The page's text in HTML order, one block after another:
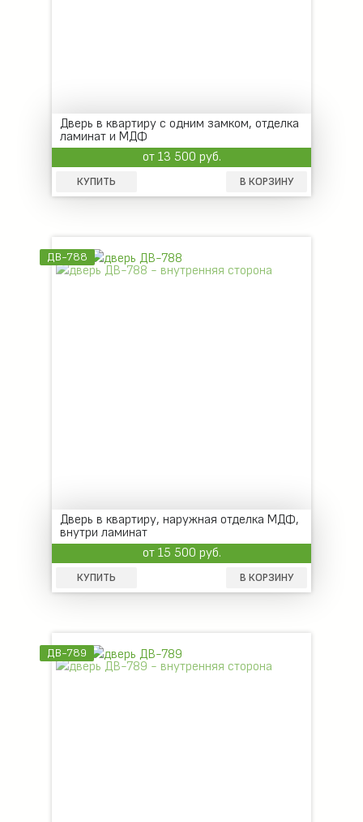
Дверь в квартиру с одним замком, отделка
ламинат и МДФ
от 13 500 руб.
КУПИТЬ В КОРЗИНУ
ДВ-788
Дверь в квартиру, наружная отделка МДФ,
внутри ламинат
от 15 500 руб.
КУПИТЬ В КОРЗИНУ
ДВ-789